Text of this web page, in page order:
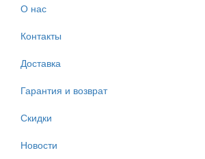
О нас
Контакты
Доставка
Гарантия и возврат
Скидки
Новости